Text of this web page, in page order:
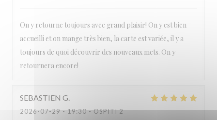
On y retourne toujours avec grand plaisir! On y est bien
accueilli et on mange très bien, la carte est variée, il y a
toujours de quoi découvrir des nouveaux mets. On y
retournera encore!
SEBASTIEN G
2026-07-29- 19:30 - OSPITI 2